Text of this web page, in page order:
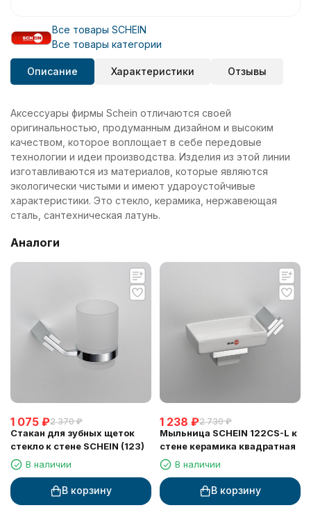
Все товары SCHEIN
Все товары категории
Описание Характеристики Отзывы
Аксессуары фирмы Schein отличаются своей
оригинальностью, продуманным дизайном и высоким
качеством, которое воплощает в себе передовые
технологии и идеи производства. Изделия из этой линии
изготавливаются из материалов, которые являются
экологически чистыми и имеют удароустойчивые
характеристики. Это стекло, керамика, нержавеющая
сталь, сантехническая латунь.
Аналоги
1 075 ₽2 370 ₽
Стакан для зубных щеток
стекло к стене SCHEIN (123)
В наличии
В корзину
1 238 ₽2 730 ₽
Мыльница SCHEIN 122CS-L к
стене керамика квадратная
В наличии
В корзину